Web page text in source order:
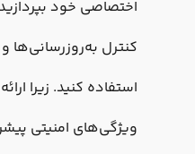
اختصاصی خود
کنترل به‌روزرسانی‌ها
استفاده کنید. زیرا
ویژگی‌های امنیتی